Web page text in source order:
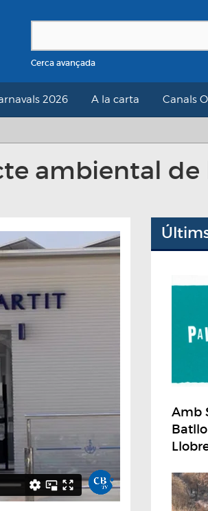
Cerca avançada
2026 A la carta Canals
ambiental de
Amb